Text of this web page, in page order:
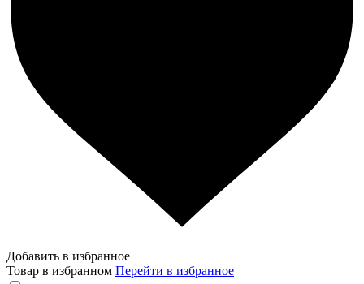
Добавить в избранное
Товар в избранном Перейти в избранное